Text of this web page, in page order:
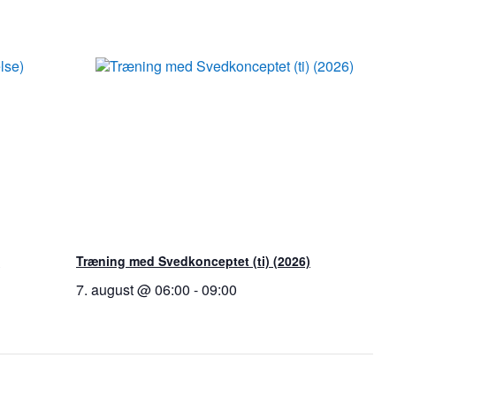
Træning med Svedkonceptet (ti) (2026)
7. august @ 06:00 -09:00